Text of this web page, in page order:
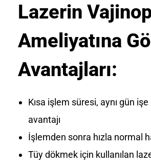
Lazerin
Ameliyatına
Avantajları:
Kısa işlem süresi, aynı gün
avantajı
İşlemden sonra hızla normal
Tüy dökmek için kullanılan